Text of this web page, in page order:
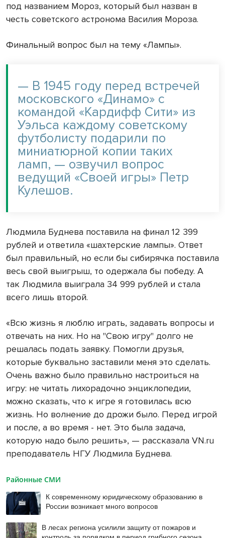
под названием Мороз, который был назван в
честь советского астронома Василия Мороза.
Финальный вопрос был на тему «Лампы».
— В 1945 году перед встречей
московского «Динамо» с
командой «Кардифф Сити» из
Уэльса каждому советскому
футболисту подарили по
миниатюрной копии таких
ламп, — озвучил вопрос
ведущий «Своей игры» Петр
Кулешов.
Людмила Буднева поставила на финал 12 399
рублей и ответила «шахтерские лампы». Ответ
был правильный, но если бы сибирячка поставила
весь свой выигрыш, то одержала бы победу. А
так Людмила выиграла 34 999 рублей и стала
всего лишь второй.
«Всю жизнь я люблю играть, задавать вопросы и
отвечать на них. Но на "Свою игру" долго не
решалась подать заявку. Помогли друзья,
которые буквально заставили меня это сделать.
Очень важно было правильно настроиться на
игру: не читать лихорадочно энциклопедии,
можно сказать, что к игре я готовилась всю
жизнь. Но волнение до дрожи было. Перед игрой
и после, а во время - нет. Это была задача,
которую надо было решить», — рассказала VN.ru
преподаватель НГУ Людмила Буднева.
Районные СМИ
К современному юридическому образованию в
России возникает много вопросов
В лесах региона усилили защиту от пожаров и